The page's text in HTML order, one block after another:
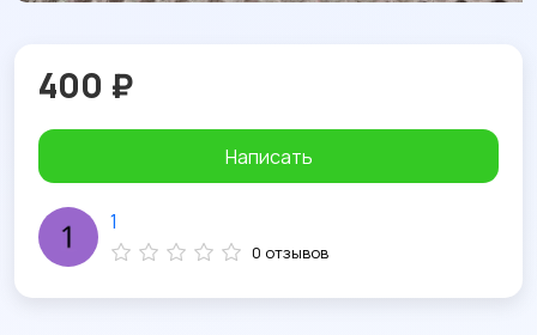
400 ₽
Написать
1
0 отзывов